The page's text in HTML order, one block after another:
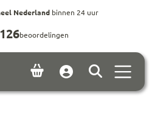
Ga naar hoofdinhoud
Ga naar footer
brengen, ophalen en huur
beoordelingen
Account